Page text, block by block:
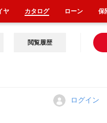
閲覧履歴
ログイン
ヤ カタログ ローン 保